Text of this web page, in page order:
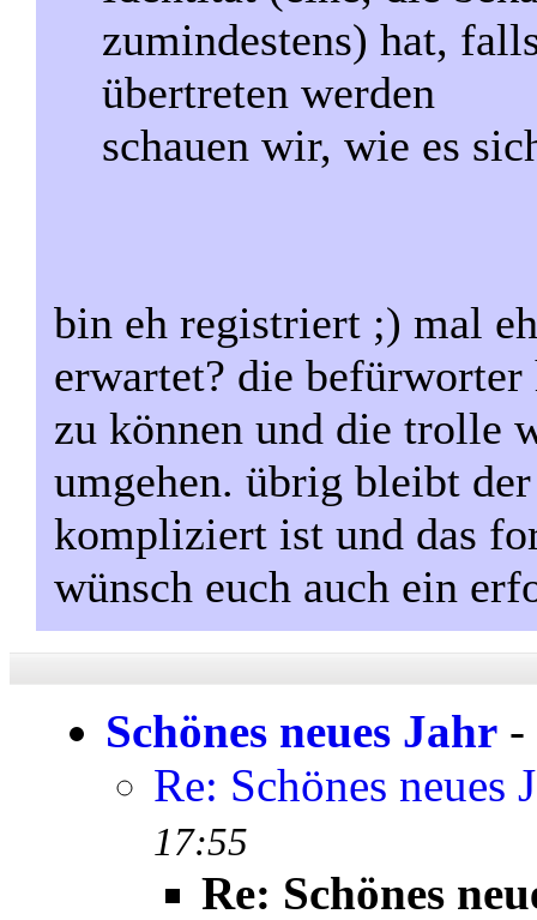
zumindestens) hat,
übertreten werden
schauen wir, wie es
bin eh registriert ;) mal
erwartet? die
zu können und die trolle
umgehen. übrig bleibt
kompliziert ist und das
wünsch euch auch ein
Schönes neues Jahr -
Re: Schönes neues
17:55
Re: Schönes